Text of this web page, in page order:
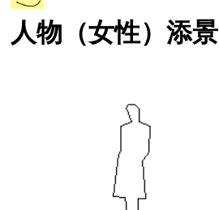
人物（女性）添景